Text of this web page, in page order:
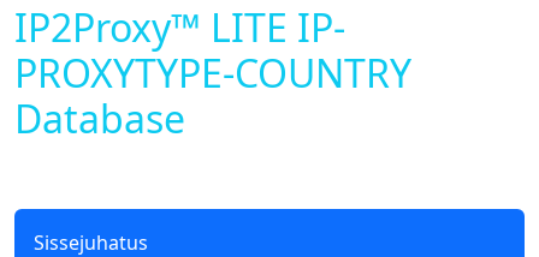
IP2Proxy™ LITE IP-
PROXYTYPE-COUNTRY
Database
Sissejuhatus